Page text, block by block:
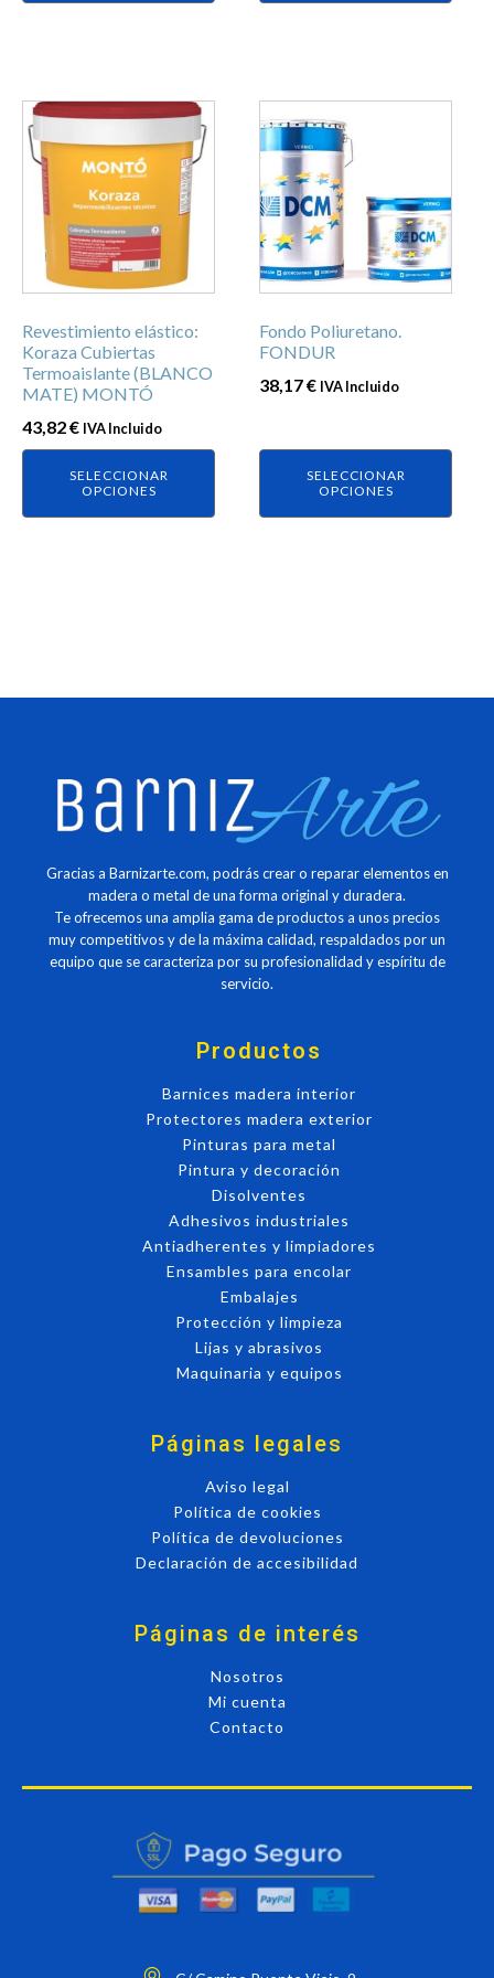
Revestimiento elástico:
Koraza Cubiertas
Termoaislante (BLANCO
MATE) MONTÓ
43,82€ IVA Incluido
SELECCIONAR
OPCIONES
Este
producto
tiene
múltiples
variantes.
Las
opciones
pueden
elegir
en
la
página
producto
Fondo Poliuretano.
FONDUR
38,17€ IVA Incluido
SELECCIONAR
OPCIONES
producto
múltiples
variantes.
Las
opciones
pueden
elegir
en
página
producto
Gracias a Barnizarte.com, podrás crear o reparar elementos en
madera o metal de una forma original y duradera.
Te ofrecemos una amplia gama de productos a unos precios
muy competitivos y de la máxima calidad, respaldados por un
equipo que se caracteriza por su profesionalidad y espíritu de
servicio.
Productos
Barnices madera interior
Protectores madera exterior
Pinturas para metal
Pintura y decoración
Disolventes
Adhesivos industriales
Antiadherentes y limpiadores
Ensambles para encolar
Embalajes
Protección y limpieza
Lijas y abrasivos
Maquinaria y equipos
Páginas legales
Aviso legal
Política de cookies
Política de devoluciones
Declaración de accesibilidad
Páginas de interés
Nosotros
Mi cuenta
Contacto